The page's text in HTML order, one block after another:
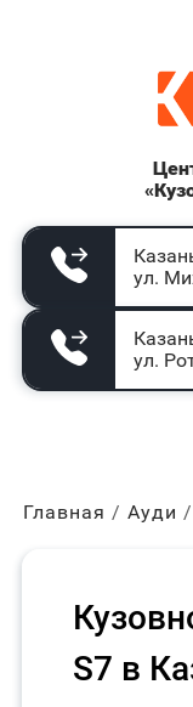
ул.
ул.
Главная Ауди
S7 в